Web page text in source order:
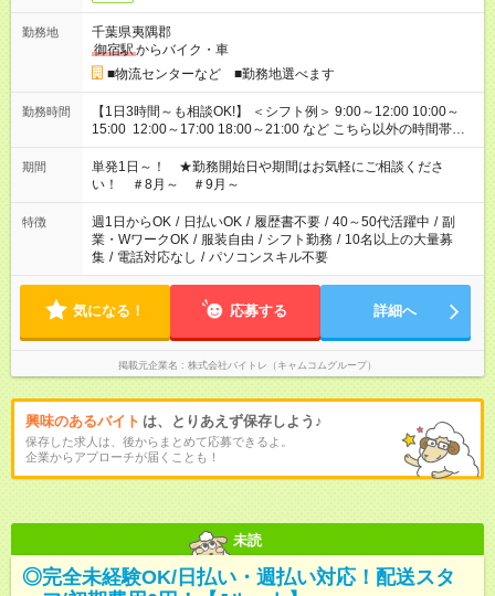
勤務地
千葉県夷隅郡
御宿駅からバイク・車
■物流センターなど ■勤務地選べます
勤務時間
【1日3時間～も相談OK!】 ＜シフト例＞ 9:00～12:00 10:00～
15:00 12:00～17:00 18:00～21:00 など こちら以外の時間帯も
お気軽にご相談ください！
期間
単発1日～！ ★勤務開始日や期間はお気軽にご相談くださ
い！ ＃8月～ ＃9月～
特徴 週1日からOK / 日払いOK / 履歴書不要 / 40～50代活躍中 / 副
業・WワークOK / 服装自由 / シフト勤務 / 10名以上の大量募
集 / 電話対応なし / パソコンスキル不要
気になる！ 応募する 詳細へ
掲載元企業名 株式会社バイトレ（キャムコムグループ）
興味のあるバイト は、とりあえず保存しよう♪
保存した求人は、後からまとめて応募できるよ。
企業からアプローチが届くことも！
未読
◎完全未経験OK/日払い・週払い対応！配送スタ